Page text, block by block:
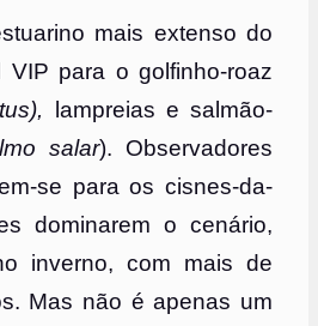
mais extenso do
para o golfinho-roaz
lampreias e salmão-
salar). Observadores
se para os cisnes-da-
dominarem o cenário,
inverno, com mais de
Mas não é apenas um